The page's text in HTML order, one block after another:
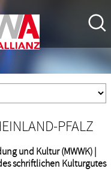
PFALZ
und Kultur (MWWK) |
schriftlichen Kulturgutes